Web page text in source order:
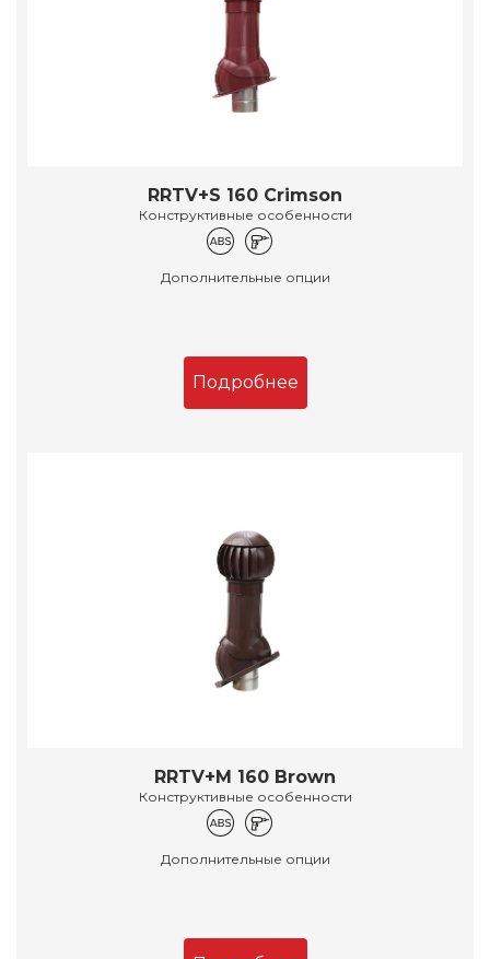
RRTV+S 160 Crimson
Конструктивные особенности
Дополнительные опции
Подробнее
RRTV+M 160 Brown
Конструктивные особенности
Дополнительные опции